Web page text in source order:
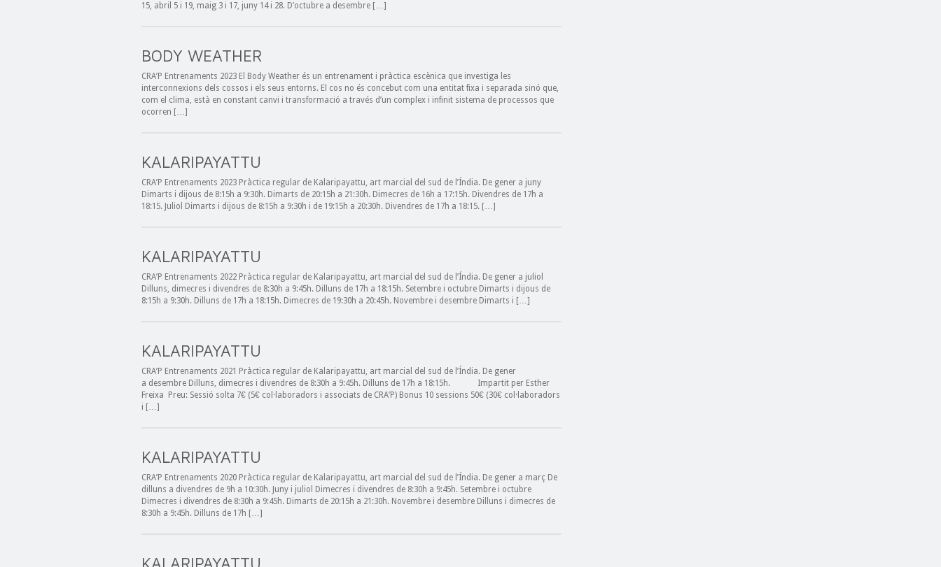
15, abril 5 i 19, maig 3 i 17, juny 14 i 28. D’octubre a desembre […]
BODY WEATHER
CRA’P Entrenaments 2023 El Body Weather és un entrenament i pràctica escènica que investiga les
interconnexions dels cossos i els seus entorns. El cos no és concebut com una entitat fixa i separada sinó que,
com el clima, està en constant canvi i transformació a través d’un complex i infinit sistema de processos que
ocorren […]
KALARIPAYATTU
CRA’P Entrenaments 2023 Pràctica regular de Kalaripayattu, art marcial del sud de l’Índia. De gener a juny
Dimarts i dijous de 8:15h a 9:30h. Dimarts de 20:15h a 21:30h. Dimecres de 16h a 17:15h. Divendres de 17h a
18:15. Juliol Dimarts i dijous de 8:15h a 9:30h i de 19:15h a 20:30h. Divendres de 17h a 18:15. […]
KALARIPAYATTU
CRA’P Entrenaments 2022 Pràctica regular de Kalaripayattu, art marcial del sud de l’Índia. De gener a juliol
Dilluns, dimecres i divendres de 8:30h a 9:45h. Dilluns de 17h a 18:15h. Setembre i octubre Dimarts i dijous de
8:15h a 9:30h. Dilluns de 17h a 18:15h. Dimecres de 19:30h a 20:45h. Novembre i desembre Dimarts i […]
KALARIPAYATTU
CRA’P Entrenaments 2021 Pràctica regular de Kalaripayattu, art marcial del sud de l’Índia. De gener
a desembre Dilluns, dimecres i divendres de 8:30h a 9:45h. Dilluns de 17h a 18:15h. Impartit per Esther
Freixa Preu: Sessió solta 7€ (5€ col·laboradors i associats de CRA’P) Bonus 10 sessions 50€ (30€ col·laboradors
i […]
KALARIPAYATTU
CRA’P Entrenaments 2020 Pràctica regular de Kalaripayattu, art marcial del sud de l’Índia. De gener a març De
dilluns a divendres de 9h a 10:30h. Juny i juliol Dimecres i divendres de 8:30h a 9:45h. Setembre i octubre
Dimecres i divendres de 8:30h a 9:45h. Dimarts de 20:15h a 21:30h. Novembre i desembre Dilluns i dimecres de
8:30h a 9:45h. Dilluns de 17h […]
KALARIPAYATTU